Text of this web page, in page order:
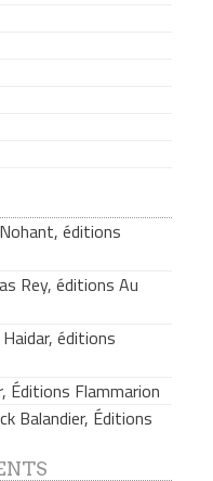
éditions
Rey, éditions Au
éditions
Éditions Flammarion
Balandier, Éditions